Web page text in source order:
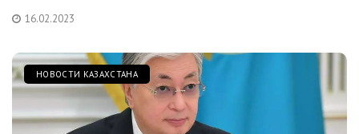
16.02.2023
НОВОСТИ КАЗАХСТАНА